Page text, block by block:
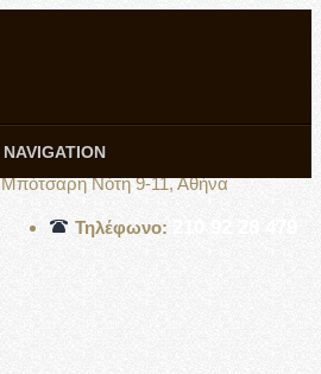
Εργαστήριο Δημήτρη Σπύρου
Μπότσαρη Νότη 9-11, Αθήνα
Τηλέφωνο:
NAVIGATION